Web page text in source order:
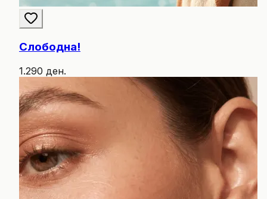
Слободна!
1.290 ден.